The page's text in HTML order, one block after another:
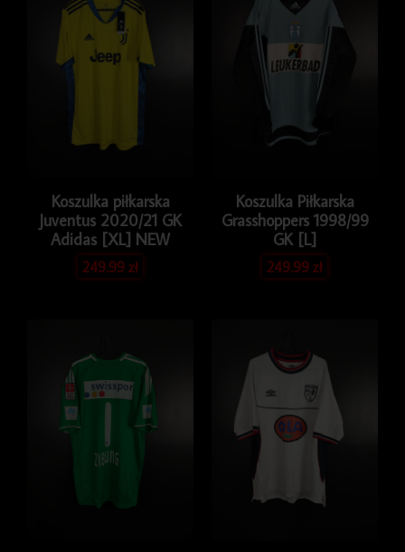
Koszulka piłkarska
Juventus 2020/21 GK
Adidas [XL] NEW
249.99zł
Koszulka Piłkarska
Grasshoppers 1998/99
GK [L]
249.99zł